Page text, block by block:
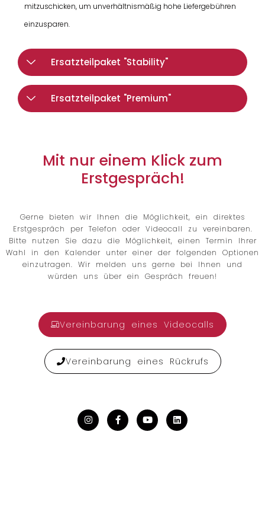
mitzuschicken, um unverhältnismäßig hohe Liefergebühren
einzusparen.
Ersatzteilpaket "Stability"
Ersatzteilpaket "Premium"
Mit nur einem Klick zum
Erstgespräch!
Gerne bieten wir Ihnen die Möglichkeit, ein direktes
Erstgespräch per Telefon oder Videocall zu vereinbaren.
Bitte nutzen Sie dazu die Möglichkeit, einen Termin Ihrer
Wahl in den Kalender unter einer der folgenden Optionen
einzutragen. Wir melden uns gerne bei Ihnen und
würden uns über ein Gespräch freuen!
Vereinbarung eines Videocalls
Vereinbarung eines Rückrufs